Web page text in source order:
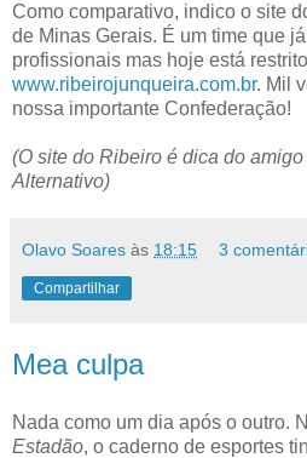
Como comparativo, indico o site
de Minas Gerais. É um time que
profissionais mas hoje está
www.ribeirojunqueira.com.br. Mil
nossa importante Confederação!
(O site do Ribeiro é dica do
Alternativo)
Olavo Soares às 18:15 3
Compartilhar
Mea culpa
Nada como um dia após o outro.
Estadão, o caderno de esportes